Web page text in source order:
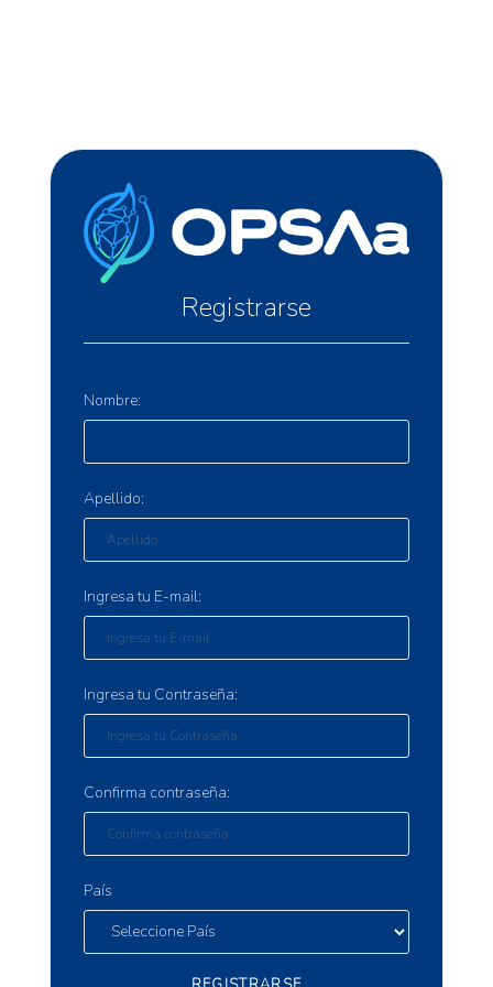
Registrarse
Nombre:
Apellido:
Ingresa tu E-mail:
Ingresa tu Contraseña:
Confirma contraseña:
País